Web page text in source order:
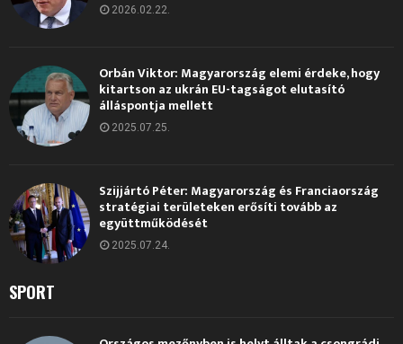
2026.02.22.
Orbán Viktor: Magyarország elemi érdeke, hogy
kitartson az ukrán EU-tagságot elutasító
álláspontja mellett
2025.07.25.
Szijjártó Péter: Magyarország és Franciaország
stratégiai területeken erősíti tovább az
együttműködését
2025.07.24.
SPORT